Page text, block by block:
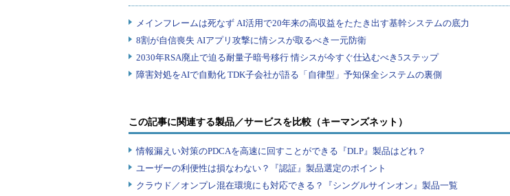
この記事に関連する製品／サービスを比較（キーマンズネット）
情報漏えい対策のPDCAを高速に回すことができる『DLP』製品はどれ？
ユーザーの利便性は損なわない？『認証』製品選定のポイント
クラウド／オンプレ混在環境にも対応できる？『シングルサインオン』製品一覧